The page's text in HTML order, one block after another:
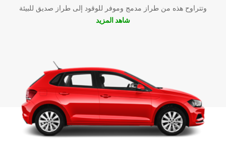
وتتراوح هذه من طراز مدمج وموفر للوقود إلى طراز صديق للبيئة
شاهد المزيد